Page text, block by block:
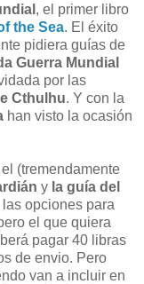
, el primer libro
the Sea. El éxito
pidiera guías de
Guerra Mundial
por las
Cthulhu. Y con la
han visto la ocasión
(tremendamente
y la guía del
las opciones para
el que quiera
pagar 40 libras
de envio. Pero
van a incluir en